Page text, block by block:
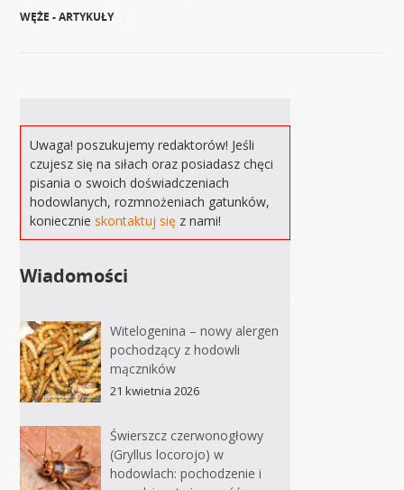
WĘŻE - ARTYKUŁY
Uwaga! poszukujemy redaktorów! Jeśli
czujesz się na siłach oraz posiadasz chęci
pisania o swoich doświadczeniach
hodowlanych, rozmnożeniach gatunków,
koniecznieskontaktuj się z nami!
Wiadomości
Witelogenina – nowy alergen
pochodzący z hodowli
mączników
21 kwietnia 2026
Świerszcz czerwonogłowy
(Gryllus locorojo) w
hodowlach: pochodzenie i